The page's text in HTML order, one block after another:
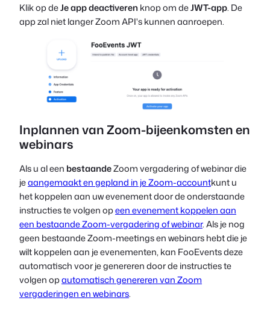
Klik op deJe app deactiverenknop om deJWT-app. De
app zal niet langer Zoom API's kunnen aanroepen.
Inplannen van Zoom-bijeenkomsten en
webinars
Als u al een bestaandeZoom vergadering of webinar die
jeaangemaakt en gepland in je Zoom-accountkunt u
het koppelen aan uw evenement door de onderstaande
instructies te volgen opeen evenement koppelen aan
een bestaande Zoom-vergadering of webinar. Als je nog
geen bestaande Zoom-meetings en webinars hebt die je
wilt koppelen aan je evenementen, kan FooEvents deze
automatisch voor je genereren door de instructies te
volgen opautomatisch genereren van Zoom
vergaderingen en webinars.